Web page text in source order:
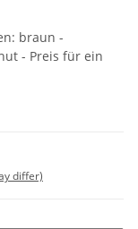
braun -
- Preis für ein
differ)